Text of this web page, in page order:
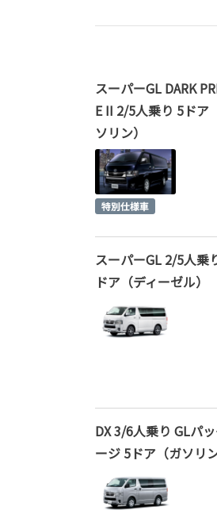
スーパーGL DARK
E II 2/5人乗り 5ドア
ソリン）
スーパーGL 2/5人乗
ドア（ディーゼル）
DX 3/6人乗り GLパ
ージ 5ドア（ガソリン